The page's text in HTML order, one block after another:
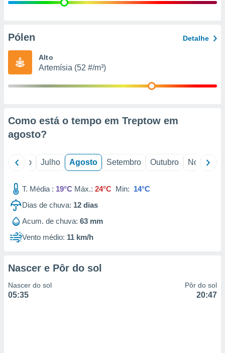
e
de
Pólen Detalhe
Alto
Artemísia (52 #/m³)
Como está o tempo em Treptow em
agosto?
Junho Julho Agosto Setembro Outubro Novembro
T. Média : 19°C Máx.: 24°C Min: 14°C
Dias de chuva: 12 dias
Acum. de chuva: 63 mm
Vento médio: 11 km/h
Nascer e Pôr do sol
Nascer do sol
05:35
Pôr do sol
20:47